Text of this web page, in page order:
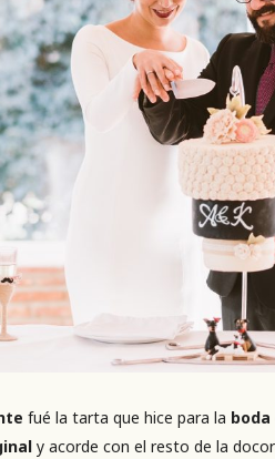
fué la tarta que hice para la boda
y acorde con el resto de la